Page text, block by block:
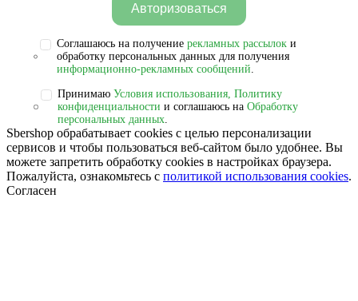
Авторизоваться
Соглашаюсь на получениерекламных рассылок и
обработку персональных данных для получения
информационно-рекламных сообщений
Принимаю Условия использования, Политику
конфиденциальности и соглашаюсь на Обработку
персональных данных.
Sbershop обрабатывает cookies с целью персонализации
сервисов и чтобы пользоваться веб-сайтом было удобнее. Вы
можете запретить обработку сookies в настройках браузера.
Пожалуйста, ознакомьтесь с политикой использования cookies.
Согласен